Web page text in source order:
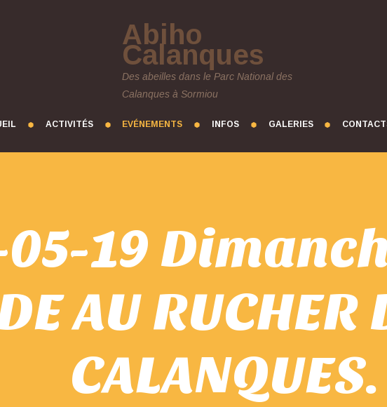
Abiho
Calanques
Des abeilles dans le Parc National des
Calanques à Sormiou
ACTIVITÉS EVÉNEMENTS INFOS GALERIES
19
AU RUCHER
CALANQUES.